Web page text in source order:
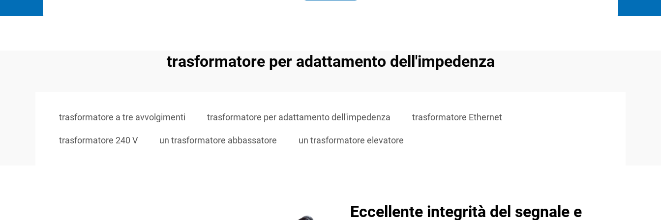
trasformatore per adattamento dell'impedenza
trasformatore a tre avvolgimenti trasformatore per adattamento dell'impedenza trasformatore Ethernet
trasformatore 240 V un trasformatore abbassatore un trasformatore elevatore
Eccellente integrità del segnale e